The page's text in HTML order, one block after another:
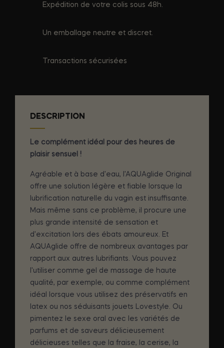
Expédition de votre colis sous 48h.
Un emballage neutre et discret.
Transactions sécurisées
DESCRIPTION
Le complément idéal pour des heures de
plaisir sensuel !
Agréable et à base d'eau, l'AQUAglide Original
offre une solution légère et fiable lorsque la
lubrification naturelle du vagin est insuffisante.
Mais même sans ce problème, il procure une
plus grande intensité de sensation et
d'excitation lors des ébats amoureux. Et
AQUAglide offre de nombreux avantages par
rapport aux autres lubrifiants. Vous pouvez
l'utiliser comme gel de massage de haute
qualité, par exemple, ou comme complément
idéal lorsque vous utilisez des préservatifs en
latex ou nos séduisants jouets Lovestyle. Ou
pimentez le sexe oral avec les variétés de
parfums et de saveurs délicieusement
délicieuses telles que la fraise, la cerise, la